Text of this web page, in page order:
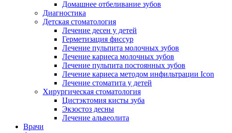
Домашнее отбеливание зубов
Диагностика
Детская стоматология
Лечение десен у детей
Герметизация фиссур
Лечение пульпита молочных зубов
Лечение кариеса молочных зубов
Лечение пульпита постоянных зубов
Лечение кариеса методом инфильтрации Icon
Лечение стоматита у детей
Хирургическая стоматология
Цистэктомия кисты зуба
Экзостоз десны
Лечение альвеолита
Врачи